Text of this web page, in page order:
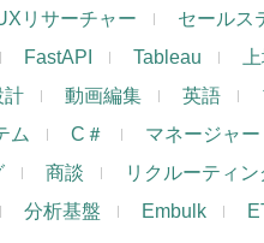
リサーチャー セールス
FastAPI Tableau
計 動画編集 英語
ム C＃ マネージャー
商談 リクルーティン
分析基盤 Embulk